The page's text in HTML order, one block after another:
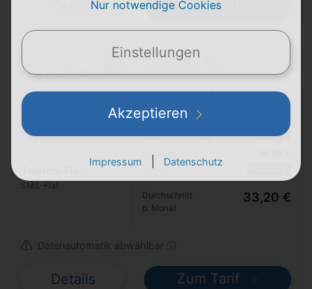
Details Zum Tarif
Samsung Galaxy S26
24 Monate
50 GB
300 Mbit/s max.
SMS-Flat
Pro Monat
Handy Zuzahlung
Einmalig
Bonus
29,99 €
129,95 €
Durchschnitt
p. Monat
33,20 €
Datenautomatik abwählbar ⓘ
Details Zum Tarif
Nur notwendige Cookies
Einstellungen
Akzeptieren
Impressum Datenschutz